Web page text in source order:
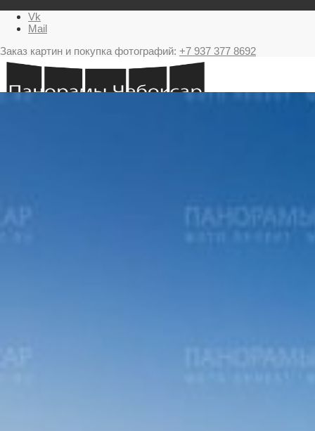
Vk
Mail
Заказ картин и покупка фотографий: +7 937 377 8692